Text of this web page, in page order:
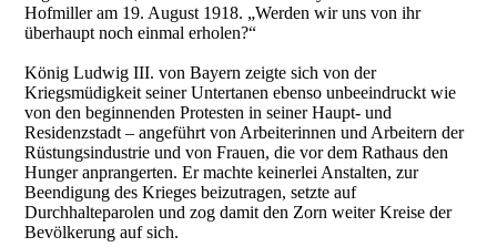
Hofmiller am 19. August 1918. „Werden wir uns von ihr
überhaupt noch einmal erholen?“
König Ludwig III. von Bayern zeigte sich von der
Kriegsmüdigkeit seiner Untertanen ebenso unbeeindruckt wie
von den beginnenden Protesten in seiner Haupt- und
Residenzstadt – angeführt von Arbeiterinnen und Arbeitern der
Rüstungsindustrie und von Frauen, die vor dem Rathaus den
Hunger anprangerten. Er machte keinerlei Anstalten, zur
Beendigung des Krieges beizutragen, setzte auf
Durchhalteparolen und zog damit den Zorn weiter Kreise der
Bevölkerung auf sich.